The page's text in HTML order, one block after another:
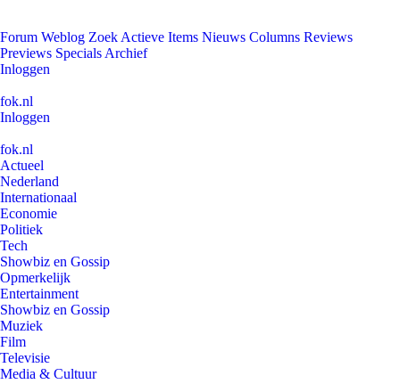
Forum Weblog Zoek Actieve Items Nieuws Columns Reviews
Previews Specials Archief
Inloggen
fok.nl
Inloggen
fok.nl
Actueel
Nederland
Internationaal
Economie
Politiek
Tech
Showbiz en Gossip
Opmerkelijk
Entertainment
Showbiz en Gossip
Muziek
Film
Televisie
Media & Cultuur